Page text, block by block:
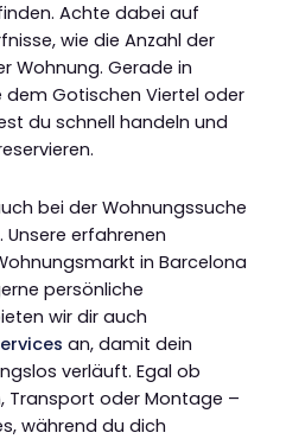
Achte dabei auf
wie die Anzahl der
Wohnung. Gerade in
Gotischen Viertel oder
du schnell handeln und
bei der Wohnungssuche
Unsere erfahrenen
in Barcelona
persönliche
wir dir auch
an, damit dein
verläuft. Egal ob
Transport oder Montage –
während du dich